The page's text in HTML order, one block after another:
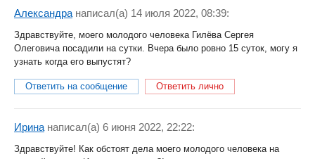
Александра написал(a) 14 июля 2022, 08:39:
Здравствуйте, моего молодого человека Гилёва Сергея
Олеговича посадили на сутки. Вчера было ровно 15 суток, могу я
узнать когда его выпустят?
Ответить на сообщение Ответить лично
Ирина написал(a) 6 июня 2022, 22:22:
Здравствуйте! Как обстоят дела моего молодого человека на